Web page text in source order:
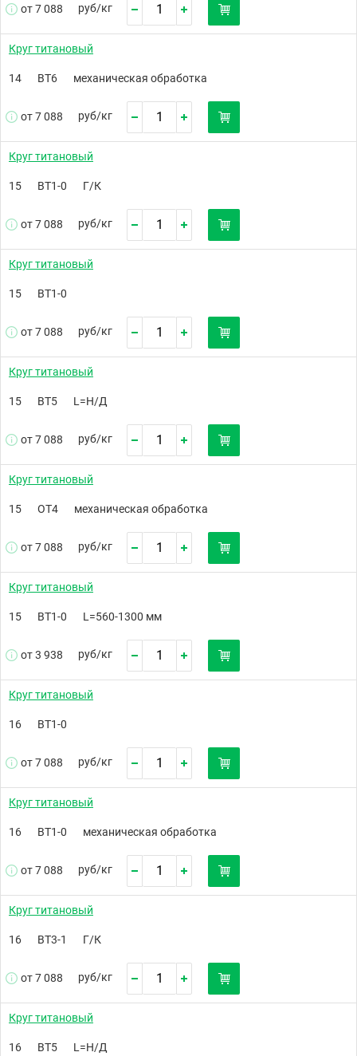
от 7 088 руб/кг
Круг титановый
14 ВТ6 механическая обработка
от 7 088 руб/кг
Круг титановый
15 ВТ1-0 Г/К
от 7 088 руб/кг
Круг титановый
15 ВТ1-0
от 7 088 руб/кг
Круг титановый
15 ВТ5 L=Н/Д
от 7 088 руб/кг
Круг титановый
15 ОТ4 механическая обработка
от 7 088 руб/кг
Круг титановый
15 ВТ1-0 L=560-1300 мм
от 3 938 руб/кг
Круг титановый
16 ВТ1-0
от 7 088 руб/кг
Круг титановый
16 ВТ1-0 механическая обработка
от 7 088 руб/кг
Круг титановый
16 ВТ3-1 Г/К
от 7 088 руб/кг
Круг титановый
16 ВТ5 L=Н/Д